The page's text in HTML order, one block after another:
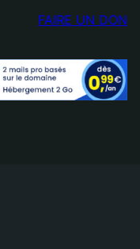
FAIRE UN DON